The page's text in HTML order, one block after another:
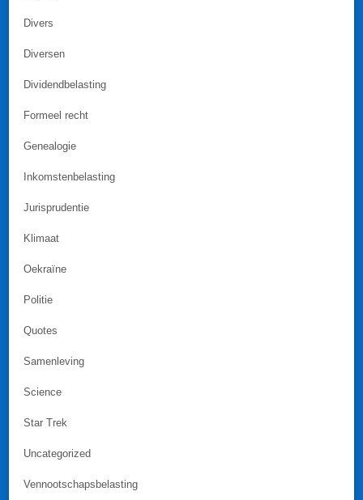
Divers
Diversen
Dividendbelasting
Formeel recht
Genealogie
Inkomstenbelasting
Jurisprudentie
Klimaat
Oekraïne
Politie
Quotes
Samenleving
Science
Star Trek
Uncategorized
Vennootschapsbelasting